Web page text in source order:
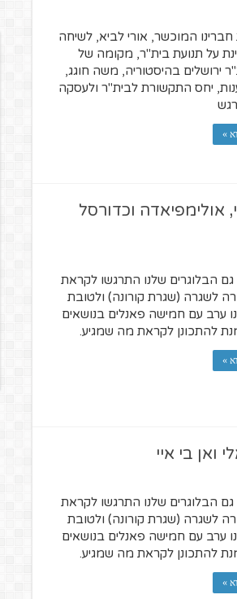
חברינו המוכשר, אורי לביא, לשיחה
על תנועת בית"ר, מקומה של
ירושלים בהיסטוריה, משה חוגג,
יחס התקשורת לבית"ר ולעסקה
»
אולימפיאדה וכדורסל
גם הבלוגרים שלנו התרגשו לקראת
לשגרה (שגרת קורונה) ולטובת
ערב עם חמישה פאנלים בנושאים
להתכונן לקראת מה שמגיע.
»
ואן בי איי
גם הבלוגרים שלנו התרגשו לקראת
לשגרה (שגרת קורונה) ולטובת
ערב עם חמישה פאנלים בנושאים
להתכונן לקראת מה שמגיע.
»